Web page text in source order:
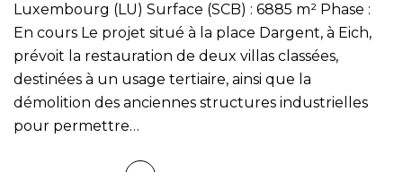
Luxembourg (LU) Surface (SCB) : 6885 m² Phase :
En cours Le projet situé à la place Dargent, à Eich,
prévoit la restauration de deux villas classées,
destinées à un usage tertiaire, ainsi que la
démolition des anciennes structures industrielles
pour permettre…